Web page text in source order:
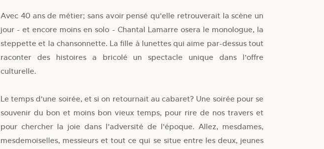
Avec 40 ans de métier; sans avoir pensé qu’elle retrouverait la scène un
jour - et encore moins en solo - Chantal Lamarre osera le monologue, la
steppette et la chansonnette. La fille à lunettes qui aime par-dessus tout
raconter des histoires a bricolé un spectacle unique dans l’offre
culturelle.
Le temps d’une soirée, et si on retournait au cabaret? Une soirée pour se
souvenir du bon et moins bon vieux temps, pour rire de nos travers et
pour chercher la joie dans l’adversité de l’époque. Allez, mesdames,
mesdemoiselles, messieurs et tout ce qui se situe entre les deux, jeunes